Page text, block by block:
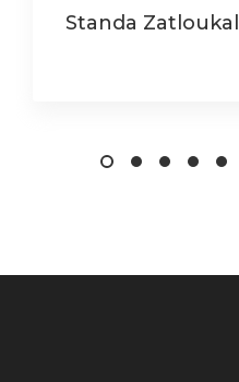
Standa Zatloukal